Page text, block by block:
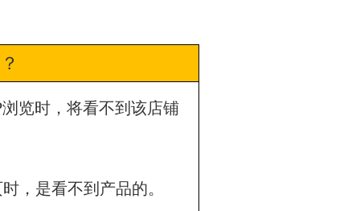
览时，将看不到该店铺
，是看不到产品的。